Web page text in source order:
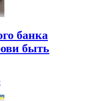
банка
быть